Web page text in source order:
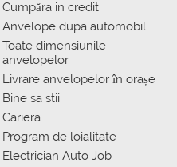
Сumpăra in credit
Anvelope dupa automobil
Toate dimensiunile
anvelopelor
Livrare anvelopelor în orașe
Bine sa stii
Cariera
Program de loialitate
Electrician Auto Job